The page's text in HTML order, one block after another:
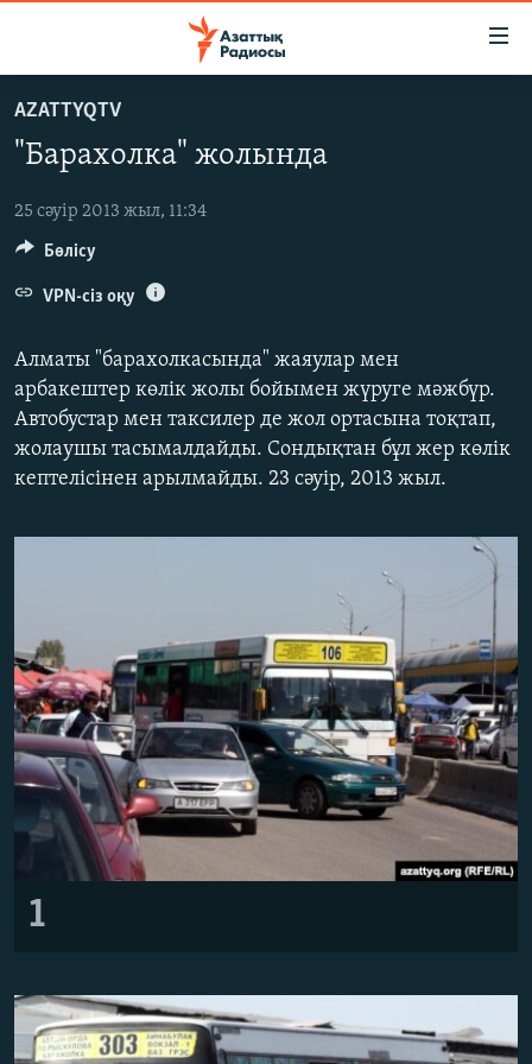
to
main
Skip
to
Navigation
to
Search
ЖАҢАЛЫҚТАР
САЯСАТ
AZATTYQTV
ҚАҢТАР ОҚИҒАСЫ
АДАМ ҚҰҚЫҚТАРЫ
ӘЛЕМ
АРНАЙЫ ЖОБАЛАР
Русский
Басқа тілдерде
AZATTYQTV
"Барахолка" жолында
25 сәуір 2013 жыл, 11:34
Алматы "барахолкасында" жаяулар мен
арбакештер көлік жолы бойымен жүруге мәжбүр.
Автобустар мен таксилер де жол ортасына тоқтап,
жолаушы тасымалдайды. Сондықтан бұл жер көлік
кептелісінен арылмайды. 23 сәуір, 2013 жыл.
1
Бөлісу
VPN-сіз оқу